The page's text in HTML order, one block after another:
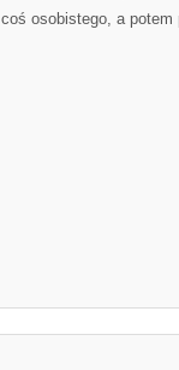
osobistego, a potem